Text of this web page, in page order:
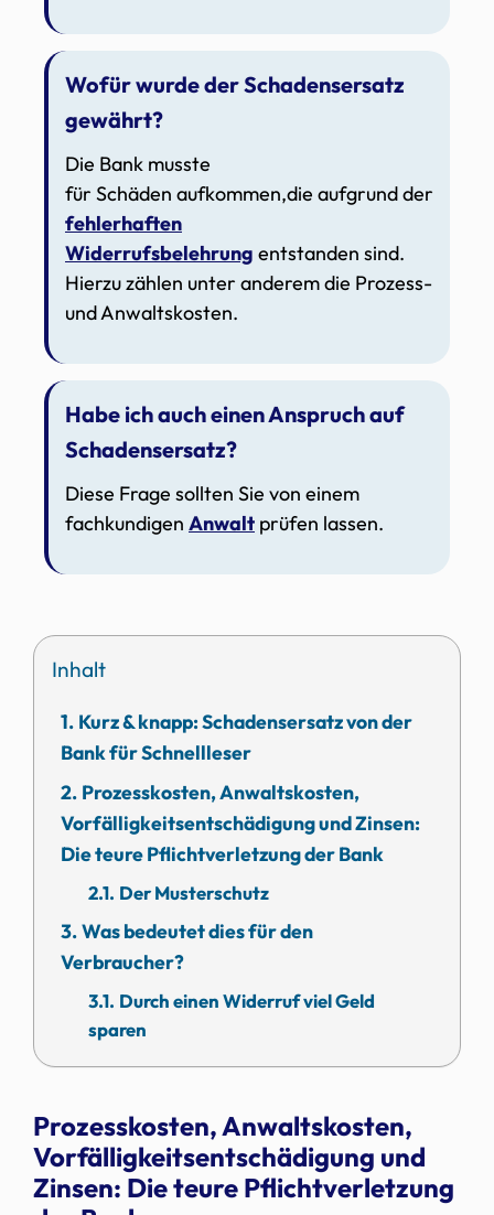
Wofür wurde der Schadensersatz
gewährt?
Die Bank musste
für Schäden aufkommen,die aufgrund der
fehlerhaften
Widerrufsbelehrung entstanden sind.
Hierzu zählen unter anderem die Prozess-
und Anwaltskosten.
Habe ich auch einen Anspruch auf
Schadensersatz?
Diese Frage sollten Sie von einem
fachkundigen Anwalt prüfen lassen.
Inhalt
Kurz & knapp: Schadensersatz von der
Bank für Schnellleser
Prozesskosten, Anwaltskosten,
Vorfälligkeitsentschädigung und Zinsen:
Die teure Pflichtverletzung der Bank
Der Musterschutz
Was bedeutet dies für den
Verbraucher?
Durch einen Widerruf viel Geld
sparen
Prozesskosten, Anwaltskosten,
Vorfälligkeitsentschädigung und
Zinsen: Die teure Pflichtverletzung